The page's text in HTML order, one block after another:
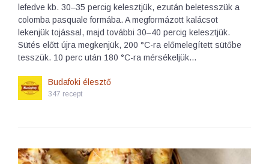
lefedve kb. 30–35 percig kelesztjük, ezután beletesszük a
colomba pasquale formába. A megformázott kalácsot
lekenjük tojással, majd további 30–40 percig kelesztjük.
Sütés előtt újra megkenjük, 200 °C-ra előmelegített sütőbe
tesszük. 10 perc után 180 °C-ra mérsékeljük…
Budafoki élesztő
347 recept